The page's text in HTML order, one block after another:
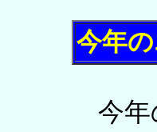
今年
今年